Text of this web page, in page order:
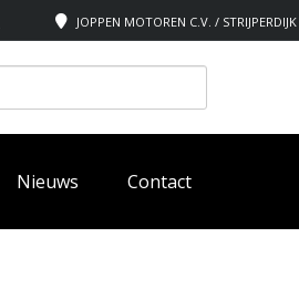
JOPPEN MOTOREN C.V. /
Nieuws Contact